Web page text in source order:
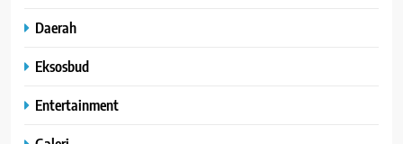
Daerah
Eksosbud
Entertainment